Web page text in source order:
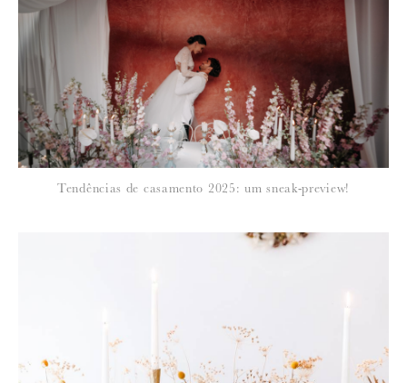
NOME *:
Para saber como tratamos e protegemos os seus dados, leia a nossa
Tendências de casamento 2025: um sneak-preview!